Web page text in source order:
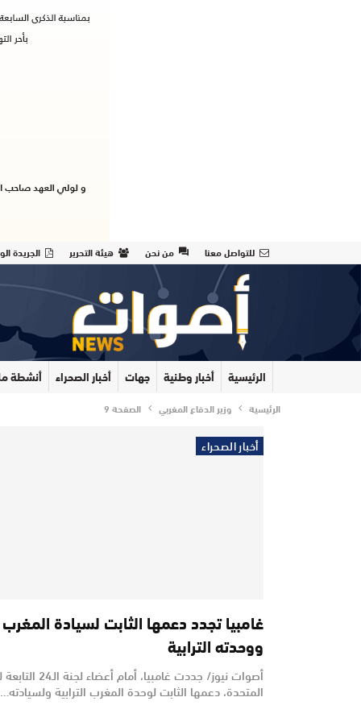
للتواصل معنا من نحن هيئة التحرير الجريدة
الرئيسية أخبار وطنية جهات أخبار الصحراء أنشطة
الرئيسية وزير الدفاع المغربي الصفحة 9
أخبار الصحراء
غامبيا تجدد دعمها الثابت لسيادة المغرب
ووحدته الترابية
أصوات نيوز/ جددت غامبيا، أمام
المتحدة، دعمها الثابت لوحدة المغرب الترابية ولسيادته…